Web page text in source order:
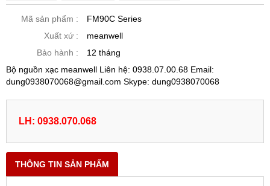
Mã sản phẩm :
FM90C Series
Xuất xứ :
meanwell
Bảo hành :
12 tháng
Bộ nguồn xạc meanwell Liên hệ: 0938.07.00.68 Email:
dung0938070068@gmail.com Skype: dung0938070068
LH: 0938.070.068
THÔNG TIN SẢN PHẨM